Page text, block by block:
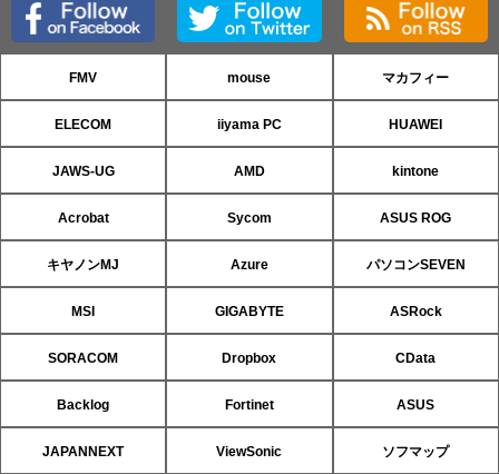
FMV mouse マカフィー
ELECOM iiyama PC HUAWEI
JAWS-UG AMD kintone
Acrobat Sycom ASUS ROG
キヤノンMJ Azure パソコンSEVEN
MSI GIGABYTE ASRock
SORACOM Dropbox CData
Backlog Fortinet ASUS
JAPANNEXT ViewSonic ソフマップ